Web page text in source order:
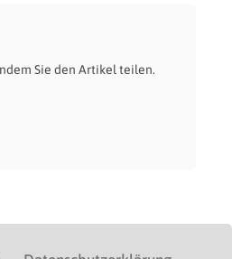
Sie den Artikel teilen.